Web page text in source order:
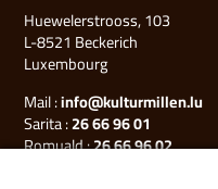
Huewelerstrooss, 103
L-8521 Beckerich
Luxembourg
Mail :info@kulturmillen.lu
Sarita :26 66 96 01
Romuald :26 66 96 02